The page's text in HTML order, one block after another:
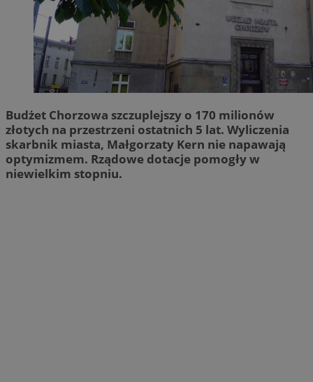
Budżet Chorzowa szczuplejszy o 170 milionów
złotych na przestrzeni ostatnich 5 lat. Wyliczenia
skarbnik miasta, Małgorzaty Kern nie napawają
optymizmem. Rządowe dotacje pomogły w
niewielkim stopniu.